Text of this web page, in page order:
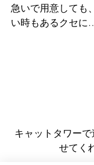
急いで用意しても
い時もあるクセ
キャットタワー
せてく